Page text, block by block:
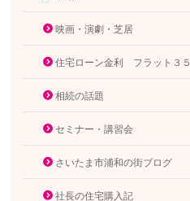
映画・演劇・芝居
住宅ローン金利 フラット３５
相続の話題
セミナー・講習会
さいたま市浦和の街ブログ
社長の住宅購入記